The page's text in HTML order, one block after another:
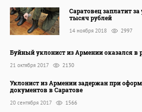
Саратовец заплатит
тысяч рублей
14 ноября 2018 2997
Буйный уклонист из Армении оказался в
21 октября 2017 2130
Уклонист из Армении задержан при
документов в Саратове
20 сентября 2017 1566